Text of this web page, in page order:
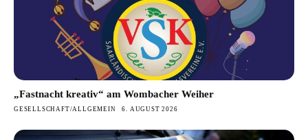
„Fastnacht kreativ“ am Wombacher Weiher
GESELLSCHAFT/ALLGEMEIN 6. AUGUST 2026